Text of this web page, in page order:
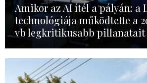
Amikor az AI ítél a pályán: a
technológiája működtette a
vb legkritikusabb pillanatait